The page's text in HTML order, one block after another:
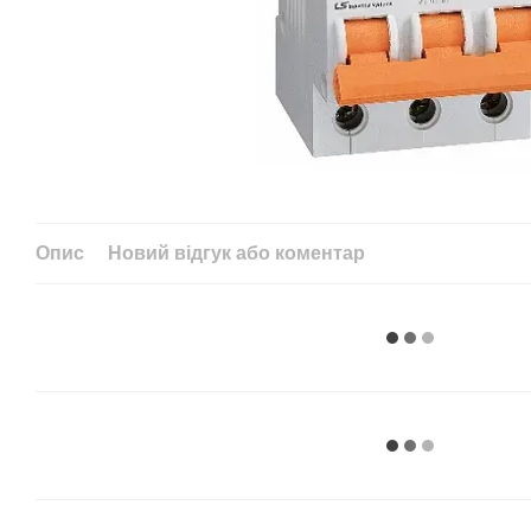
Опис Новий відгук або коментар